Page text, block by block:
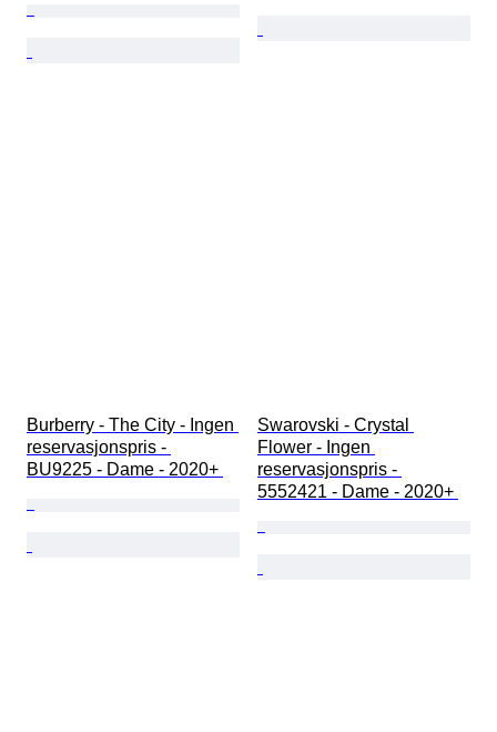
Burberry - The City - Ingen
reservasjonspris -
BU9225 - Dame - 2020+
Swarovski - Crystal
Flower - Ingen
reservasjonspris -
5552421 - Dame - 2020+